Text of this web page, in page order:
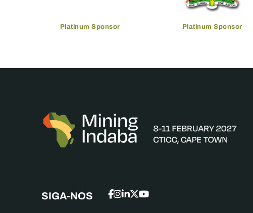
Platinum Sponsor Platinum Sponsor
SIGA-NOS